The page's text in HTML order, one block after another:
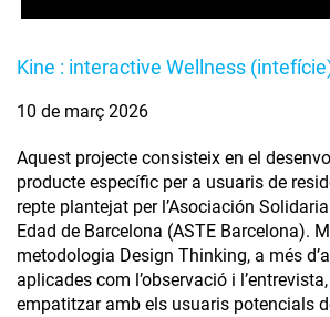
Kine : interactive Wellness
10 de març 2026
Aquest projecte consisteix en el
producte específic per a usuaris de
repte plantejat per l’Asociación
Edad de Barcelona (ASTE Barcelona).
metodologia Design Thinking, a més
aplicades com l’observació i
empatitzar amb els usuaris potencials